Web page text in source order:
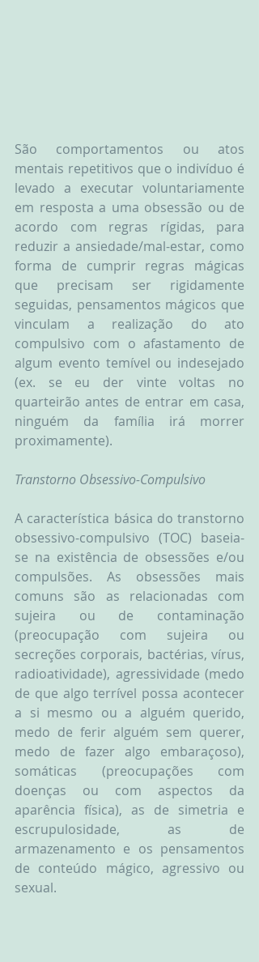
São comportamentos ou atos
mentais repetitivos que o indivíduo é
levado a executar voluntariamente
em resposta a uma obsessão ou de
acordo com regras rígidas, para
reduzir a ansiedade/mal-estar, como
forma de cumprir regras mágicas
que precisam ser rigidamente
seguidas, pensamentos mágicos que
vinculam a realização do ato
compulsivo com o afastamento de
algum evento temível ou indesejado
(ex. se eu der vinte voltas no
quarteirão antes de entrar em casa,
ninguém da família irá morrer
proximamente).
Transtorno Obsessivo-Compulsivo
A característica básica do transtorno
obsessivo-compulsivo (TOC) baseia-
se na existência de obsessões e/ou
compulsões. As obsessões mais
comuns são as relacionadas com
sujeira ou de contaminação
(preocupação com sujeira ou
secreções corporais, bactérias, vírus,
radioatividade), agressividade (medo
de que algo terrível possa acontecer
a si mesmo ou a alguém querido,
medo de ferir alguém sem querer,
medo de fazer algo embaraçoso),
somáticas (preocupações com
doenças ou com aspectos da
aparência física), as de simetria e
escrupulosidade, as de
armazenamento e os pensamentos
de conteúdo mágico, agressivo ou
sexual.